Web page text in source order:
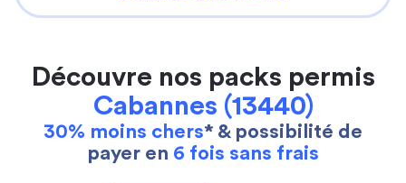
Découvre nos packs permis
Cabannes (13440)
30% moins chers* & possibilité de
payer en 6 fois sans frais